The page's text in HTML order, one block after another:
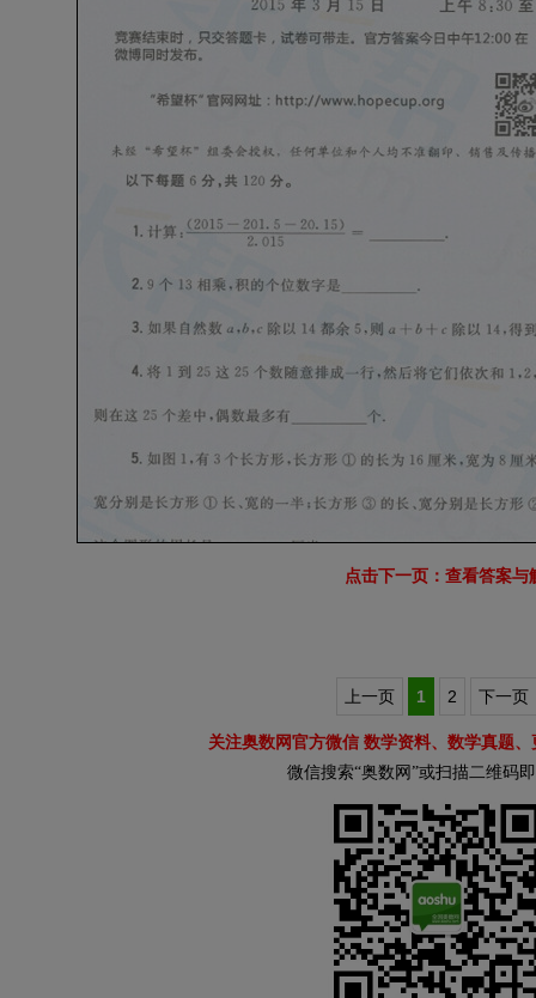
点击下一页：查看答案与
上一页 1 2 下一页
关注奥数网官方微信 数学资料、数学真题
微信搜索“奥数网”或扫描二维码